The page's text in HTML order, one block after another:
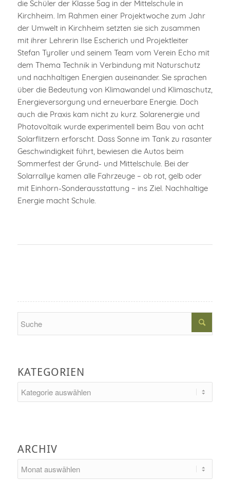
die Schüler der Klasse 5ag in der Mittelschule in
Kirchheim. Im Rahmen einer Projektwoche zum Jahr
der Umwelt in Kirchheim setzten sie sich zusammen
mit ihrer Lehrerin Ilse Escherich und Projektleiter
Stefan Tyroller und seinem Team vom Verein Echo mit
dem Thema Technik in Verbindung mit Naturschutz
und nachhaltigen Energien auseinander. Sie sprachen
über die Bedeutung von Klimawandel und Klimaschutz,
Energieversorgung und erneuerbare Energie. Doch
auch die Praxis kam nicht zu kurz. Solarenergie und
Photovoltaik wurde experimentell beim Bau von acht
Solarflitzern erforscht. Dass Sonne im Tank zu rasanter
Geschwindigkeit führt, bewiesen die Autos beim
Sommerfest der Grund- und Mittelschule. Bei der
Solarrallye kamen alle Fahrzeuge – ob rot, gelb oder
mit Einhorn-Sonderausstattung – ins Ziel. Nachhaltige
Energie macht Schule.
KATEGORIEN
ARCHIV